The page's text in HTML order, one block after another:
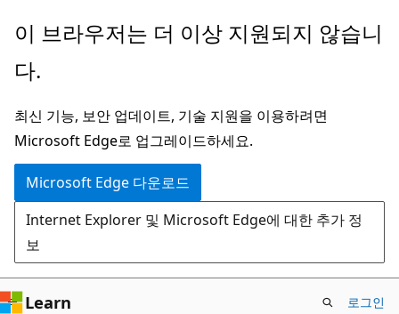
주
콘
츠
로
건
너
뛰
기
이 브라우저는 더 이상 지원되지 않습니
다.
최신 기능, 보안 업데이트, 기술 지원을 이용하려면
Microsoft Edge로 업그레이드하세요.
Microsoft Edge 다운로드
Internet Explorer 및 Microsoft Edge에 대한 추가 정
보
Learn 로그인